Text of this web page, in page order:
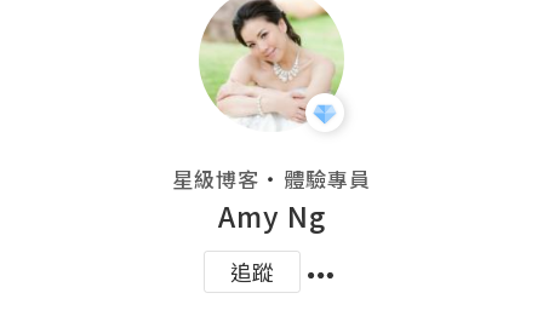
星級博客 ・ 體驗專員
Amy Ng
追蹤